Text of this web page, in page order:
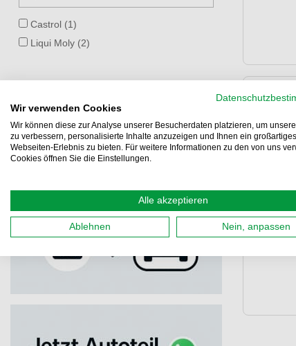
Liqui
Castrol (1)
Liqui Moly (2)
Wir verwenden Cookies
Wir können diese zur Analyse unserer Besucherdaten platzieren, um
zu verbessern, personalisierte Inhalte anzuzeigen und Ihnen ein großartiges
Webseiten-Erlebnis zu bieten. Für weitere Informationen zu den von uns
Cookies öffnen Sie die Einstellungen.
Alle akzeptieren
Ablehnen Nein, anpassen